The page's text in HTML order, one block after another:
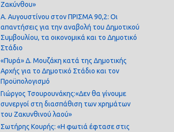
Ζακύνθου»
Α. Αυγουστίνου στον ΠΡΙΣΜΑ 90,2: Οι
απαντήσεις για την αναβολή του Δημοτικού
Συμβουλίου, τα οικονομικά και το Δημοτικό
Στάδιο
«Πυρά» Δ. Μουζάκη κατά της Δημοτικής
Αρχής για το Δημοτικό Στάδιο και τον
Προϋπολογισμό
Γιώργος Τσουρουνάκης:«Δεν θα γίνουμε
συνεργοί στη διασπάθιση των χρημάτων
του Ζακυνθινού λαού»
Σωτήρης Κουρής: «Η φωτιά έφτασε στις